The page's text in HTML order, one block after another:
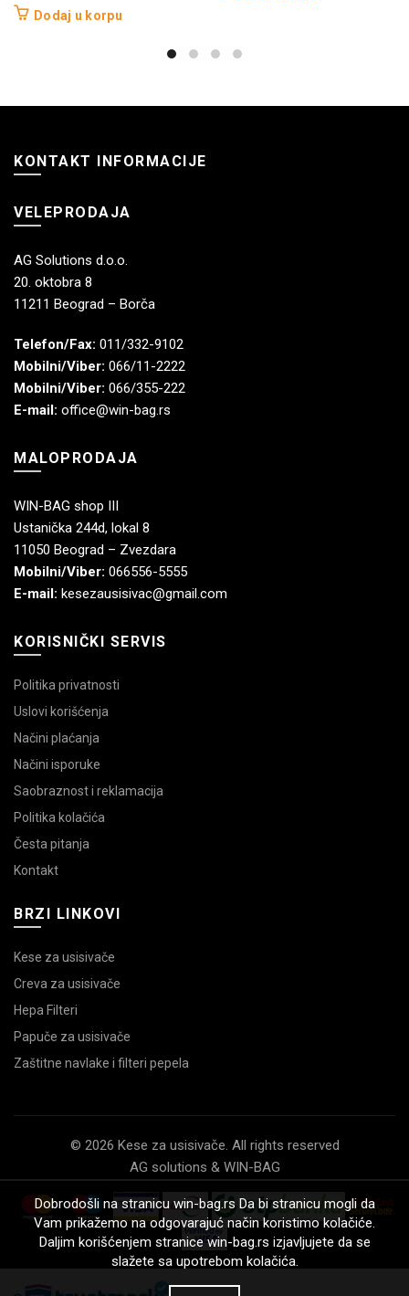
Dodaj u korpu
KONTAKT INFORMACIJE
VELEPRODAJA
AG Solutions d.o.o.
20. oktobra 8
11211 Beograd – Borča
Telefon/Fax: 011/332-9102
Mobilni/Viber: 066/11-2222
Mobilni/Viber: 066/355-222
E-mail: office@win-bag.rs
MALOPRODAJA
WIN-BAG shop III
Ustanička 244d, lokal 8
11050 Beograd – Zvezdara
Mobilni/Viber: 066556-5555
E-mail: kesezausisivac@gmail.com
KORISNIČKI SERVIS
Politika privatnosti
Uslovi korišćenja
Načini plaćanja
Načini isporuke
Saobraznost i reklamacija
Politika kolačića
Česta pitanja
Kontakt
BRZI LINKOVI
Kese za usisivače
Creva za usisivače
Hepa Filteri
Papuče za usisivače
Zaštitne navlake i filteri pepela
© 2026 Kese za usisivače. All rights reserved
AG solutions & WIN-BAG
Dobrodošli na stranicu win-bag.rs Da bi stranicu mogli da
Vam prikažemo na odgovarajuć način koristimo kolačiće.
Daljim korišćenjem stranice win-bag.rs izjavljujete da se
slažete sa upotrebom kolačića.